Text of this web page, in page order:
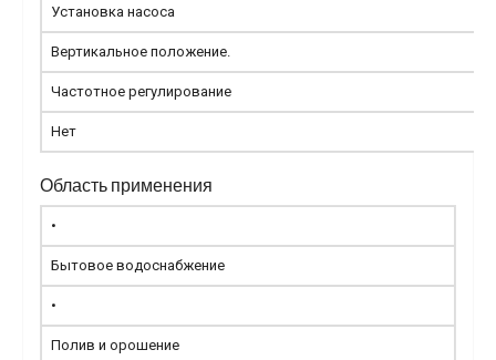
Установка насоса
Вертикальное положение.
Частотное регулирование
Нет
Область применения
•
Бытовое водоснабжение
•
Полив и орошение